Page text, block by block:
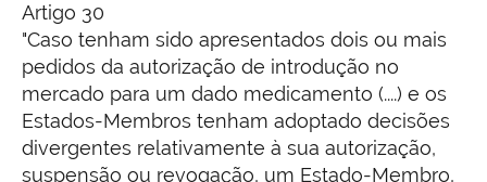
Artigo 30
"Caso tenham sido apresentados dois ou mais
pedidos da autorização de introdução no
mercado para um dado medicamento (....) e os
Estados-Membros tenham adoptado decisões
divergentes relativamente à sua autorização,
suspensão ou revogação, um Estado-Membro,